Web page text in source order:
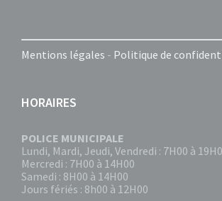
Mentions légales - Politique de
HORAIRES
POLICE MUNICIPALE
Lundi, Mardi, Jeudi, Vendredi : 7H00 à
Mercredi : 7H00 à 14H00
Samedi : 8H00 à 14H00
Jours fériés : 8h00 à 12H00